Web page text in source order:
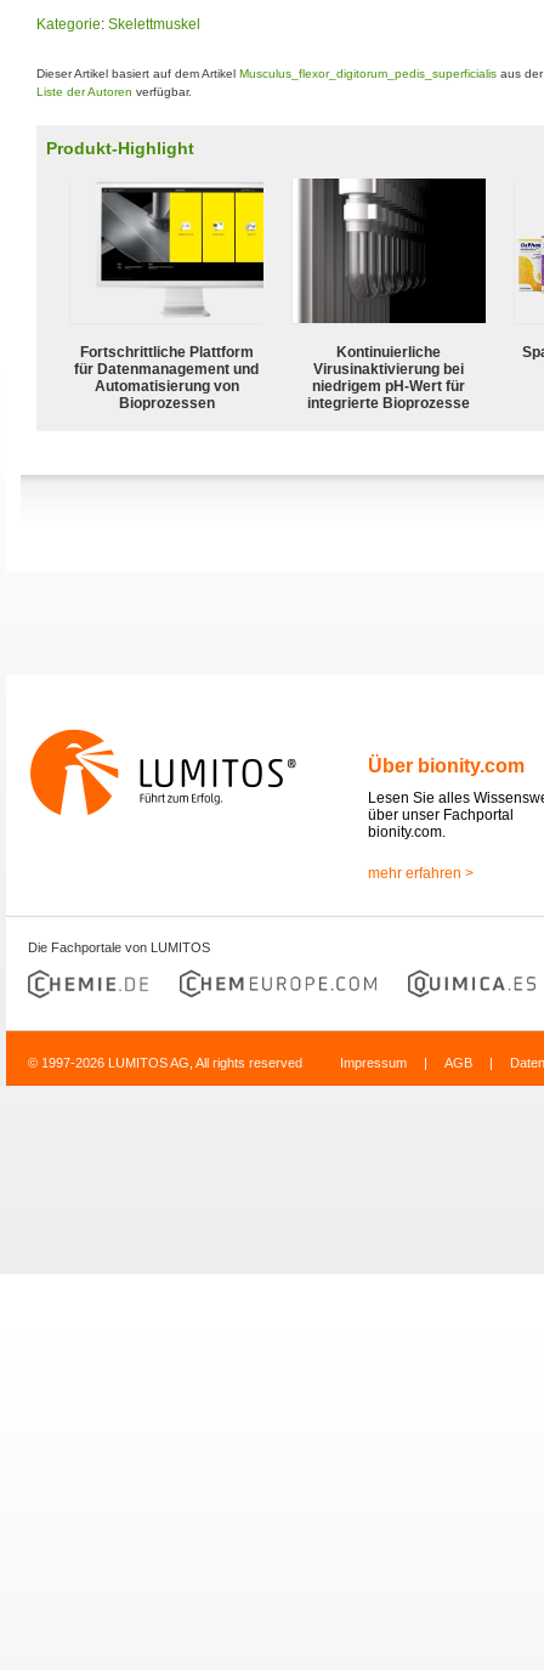
Kategorie: Skelettmuskel
Dieser Artikel basiert auf dem Artikel Musculus_flexor_digitorum_pedis_superficialis aus
Liste der Autoren verfügbar.
Produkt-Highlight
Fortschrittliche Plattform
für Datenmanagement und
Automatisierung von
Bioprozessen
Kontinuierliche
Virusinaktivierung bei
niedrigem pH-Wert für
integrierte Bioprozesse
Über bionity.com
Lesen Sie alles
über unser Fachportal
bionity.com.
mehr erfahren >
Die Fachportale von LUMITOS
© 1997-2026 LUMITOS AG, All rights reserved Impressum | AGB |